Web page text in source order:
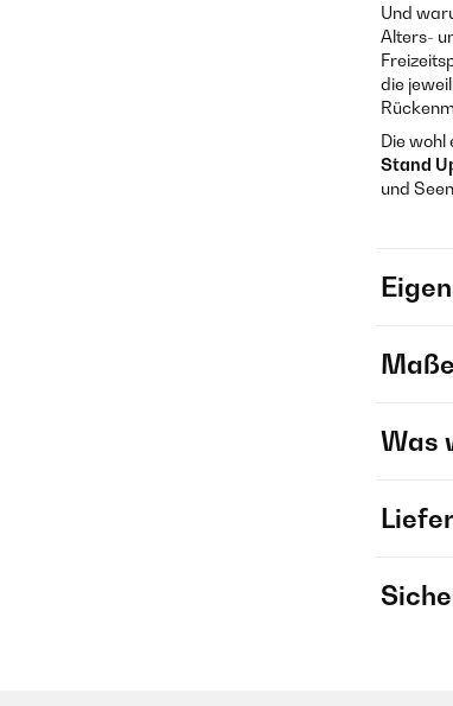
Und
Alters-
die
Die
Stand
und
Was